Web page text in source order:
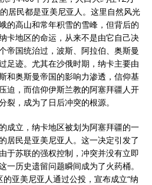
居民都是亚美尼亚人。这里自然风光
的高山和常年积雪的雪峰，但背后的
卡地区的命运，从来不是由它自己决
帝国统治过，波斯、阿拉伯、奥斯曼
足迹。尤其在沙俄时期，纳卡主要由
和奥斯曼帝国的影响力渗透，信仰基
迫，而信仰伊斯兰教的阿塞拜疆人开
裂，成为了日后冲突的根源。
成立，纳卡地区被划为阿塞拜疆的一
居民是亚美尼亚人。这一决定引发了
于苏联的强权控制，冲突并没有立即
一历史遗留问题瞬间成为了火药桶。
亚美尼亚人通过公投，宣布成立“纳